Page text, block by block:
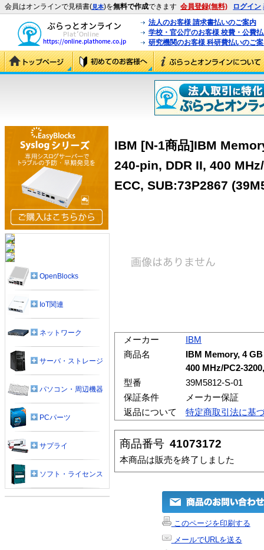
会員はオンラインで見積書(見本)を無料で作成できます 会員登録(無料) ログイン
法人のお客様 請求書払いのご案内
学校・官公庁のお客様 校費・公費
研究機関のお客様 科研費払いのご
IBM [N-1商品]IBM
240-pin, DDR II, 400
ECC, SUB:73P2867
メーカー
IBM
商品名
IBM Memory, 4
400 MHz/PC2-
型番
39M5812-S-01
保証条件
メーカー保証
返品について
特定商取引法に基
商品番号 41073172
本商品は販売を終了しました
このページを印刷する
メールでURLを送る
OpenBlocks
IoT関連
ネットワーク
サーバ・ストレージ
パソコン・周辺機器
PCパーツ
サプライ
ソフト・ライセンス